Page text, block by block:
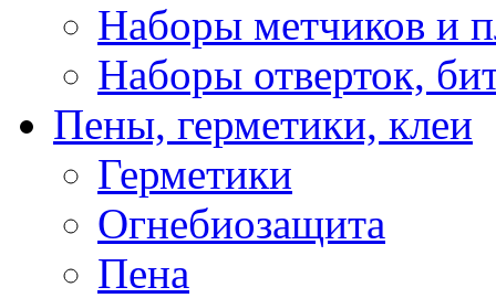
Наборы метчиков и
Наборы отверток,
Пены, герметики, клеи
Герметики
Огнебиозащита
Пена